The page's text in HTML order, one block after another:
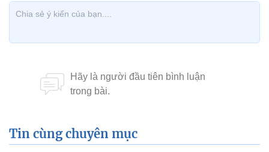
Tin cùng chuyên mục